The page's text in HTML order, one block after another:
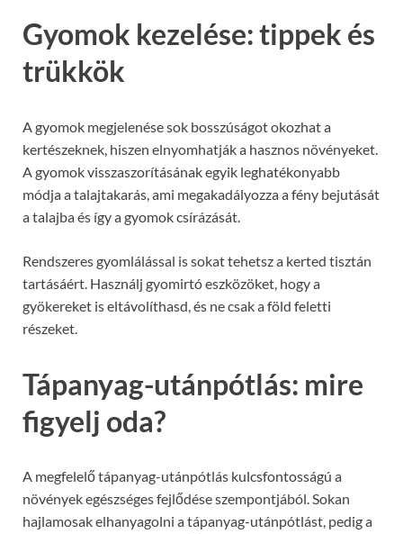
Gyomok kezelése: tippek és
trükkök
A gyomok megjelenése sok bosszúságot okozhat a
kertészeknek, hiszen elnyomhatják a hasznos növényeket.
A gyomok visszaszorításának egyik leghatékonyabb
módja a talajtakarás, ami megakadályozza a fény bejutását
a talajba és így a gyomok csírázását.
Rendszeres gyomlálással is sokat tehetsz a kerted tisztán
tartásáért. Használj gyomirtó eszközöket, hogy a
gyökereket is eltávolíthasd, és ne csak a föld feletti
részeket.
Tápanyag-utánpótlás: mire
figyelj oda?
A megfelelő tápanyag-utánpótlás kulcsfontosságú a
növények egészséges fejlődése szempontjából. Sokan
hajlamosak elhanyagolni a tápanyag-utánpótlást, pedig a